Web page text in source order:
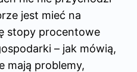
jest mieć na
stopy procentowe
– jak mówią,
mają problemy,